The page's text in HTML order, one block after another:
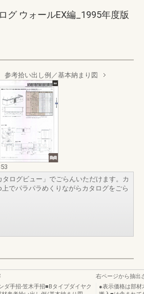
グ ウォールEX編_1995年度版
考拾い出し例／基本納まり図
ログビュー」でごらんいただけます。カ
でパラパラめくりながらカタログをごら
ダ手招‐笠木手招■Bタイプダイヤク
右ページから抽出
●表示価格は部